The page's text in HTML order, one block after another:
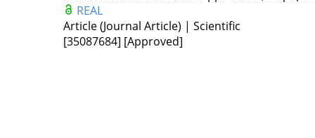
REAL
Article (Journal Article) | Scientific
[35087684] [Approved]